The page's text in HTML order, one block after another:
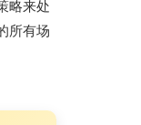
略来处
所有场